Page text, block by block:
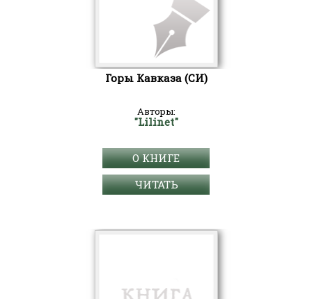
Горы Кавказа (СИ)
Авторы:
"Lilinet"
О КНИГЕ
ЧИТАТЬ